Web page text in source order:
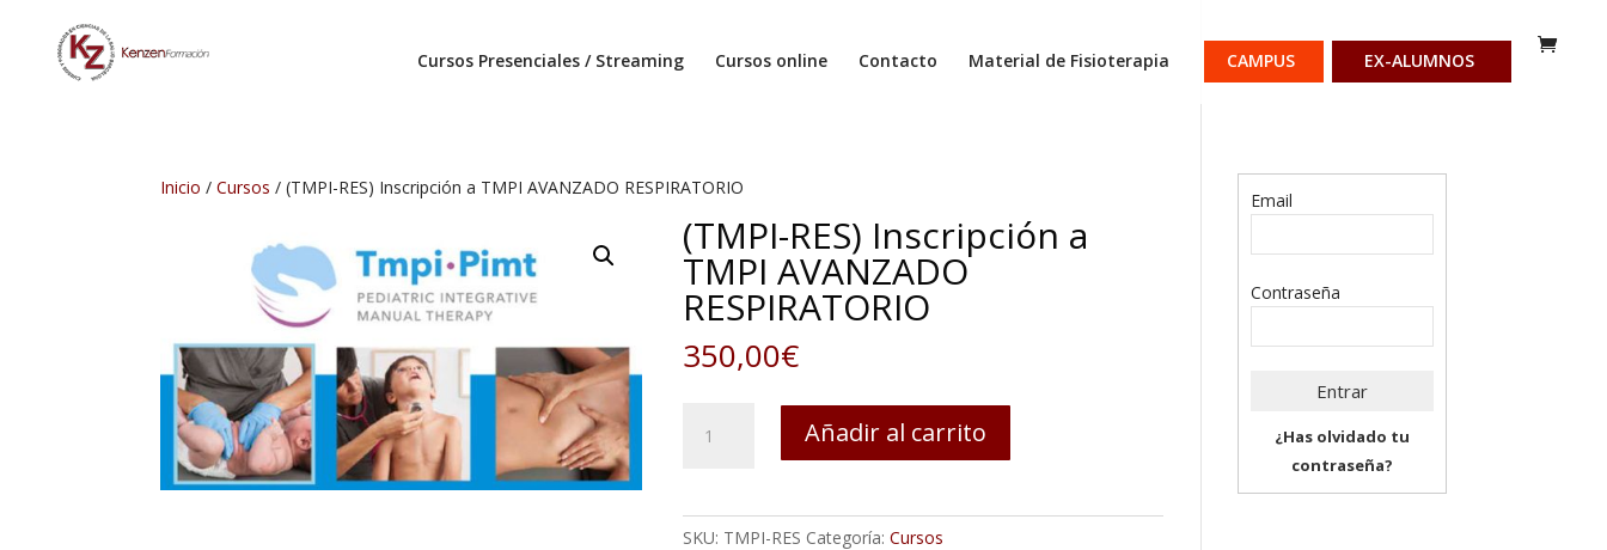
Cursos Presenciales / Streaming Cursos online Contacto Material de Fisioterapia CAMPUS EX-ALUMNOS
Inicio /Cursos / (TMPI-RES) Inscripción a TMPI AVANZADO RESPIRATORIO
(TMPI-RES) Inscripción a
TMPI AVANZADO
RESPIRATORIO
350,00€
RES)
Añadir al carrito
SKU: TMPI-RES Categoría: Cursos
Email
Contraseña
¿Has olvidado tu
contraseña?